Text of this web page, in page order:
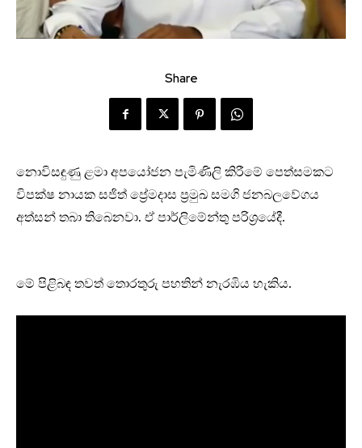
Share
නොවිසඳුණු ළමා අපයෝජන පැමිණිලි කිරීමේ පෙත්සමකට
විපක්ෂ නායක සජිත් ප්‍රේමදාස ප්‍රමුඛ සමගි ජනබලවේගය
අත්සන් තබා තිබෙනවා. ඒ පාර්ලිමේන්තු පරිශ්‍රයේදී.
මේ පිළිබඳ තවත් තොරතුරු පහතින් නැරඹිය හැකිය.